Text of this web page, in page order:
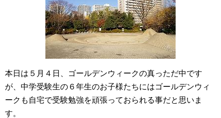
本日は５月４日、ゴールデンウィークの真っただ中です
が、中学受験生の６年生のお子様たちにはゴールデンウィ
ークも自宅で受験勉強を頑張っておられる事だと思いま
す。